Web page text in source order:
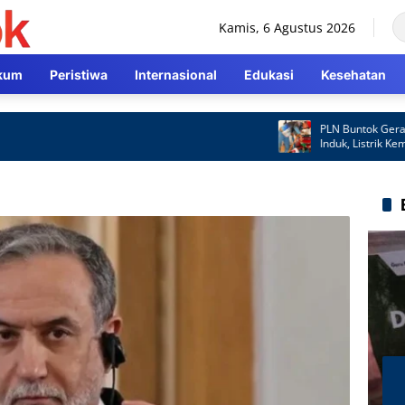
Kamis, 6 Agustus 2026
Peristiwa Internasional Edukasi Kesehatan
PLN Buntok Gerak
Induk, Listrik
Cepat